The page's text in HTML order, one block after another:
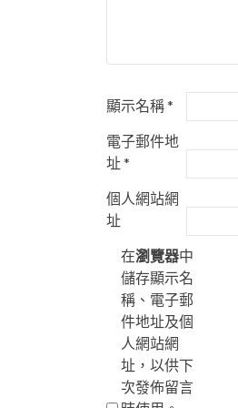
顯示名稱*
電子郵件地
址*
個人網站網
址
在瀏覽器中
儲存顯示名
稱、電子郵
件地址及個
人網站網
址，以供下
次發佈留言